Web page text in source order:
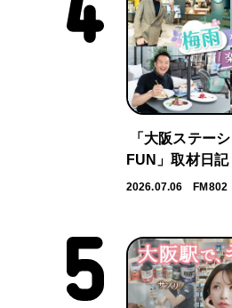
「大阪ステー
FUN」取材日
2026.07.06 FM802